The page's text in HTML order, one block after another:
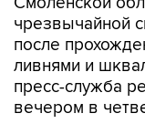
чрезвычайной
после
ливнями и
пресс-служба
вечером в